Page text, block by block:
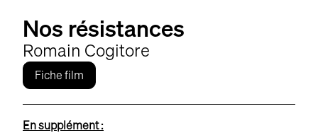
Nos résistances
Romain Cogitore
Fiche film
En supplément :